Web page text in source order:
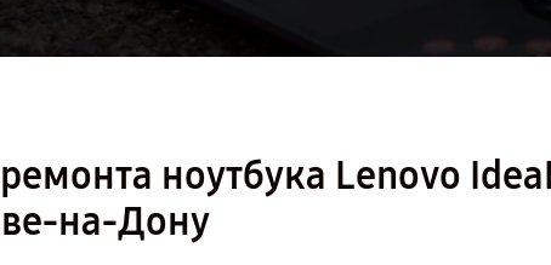
ноутбука Lenovo
на-Дону